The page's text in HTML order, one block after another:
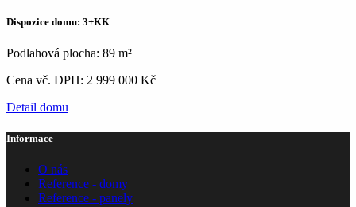
Dispozice domu: 3+KK
Podlahová plocha: 89 m²
Cena vč. DPH: 2 999 000 Kč
Detail domu
Informace
O nás
Reference - domy
Reference - panely